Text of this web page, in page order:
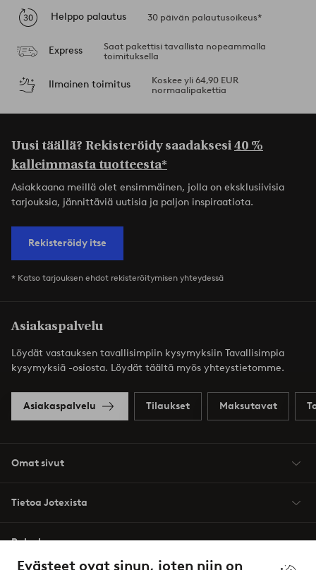
Evästeet ovat sinun, joten niin on
Helppo palautus 30 päivän palautusoikeus*
Express
Saat pakettisi tavallista nopeammalla
toimituksella
Ilmainen toimitus
Koskee yli 64,90 EUR
normaalipakettia
Uusi täällä? Rekisteröidy saadaksesi40 %
kalleimmasta tuotteesta*
Asiakkaana meillä olet ensimmäinen, jolla on eksklusiivisia
tarjouksia, jännittäviä uutisia ja paljon inspiraatiota.
Rekisteröidy itse
* Katso tarjouksen ehdot rekisteröitymisen yhteydessä
Asiakaspalvelu
Löydät vastauksen tavallisimpiin kysymyksiin Tavallisimpia
kysymyksiä -osiosta. Löydät täältä myös yhteystietomme.
Asiakaspalvelu Tilaukset Maksutavat
Omat sivut
Tietoa Jotexista
Palvelumme